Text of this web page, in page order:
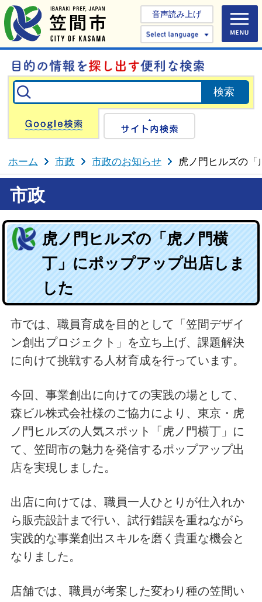
音声読み上げ
Select
Google検索
ホーム 市政 市政のお知らせ 虎ノ門ヒルズの
市政
虎ノ門ヒルズの「虎ノ門横
丁」にポップアップ出店しま
した
市では、職員育成を目的として「笠間デザイ
ン創出プロジェクト」を立ち上げ、課題解決
に向けて挑戦する人材育成を行っています。
今回、事業創出に向けての実践の場として、
森ビル株式会社様のご協力により、東京・虎
ノ門ヒルズの人気スポット「虎ノ門横丁」に
て、笠間市の魅力を発信するポップアップ出
店を実現しました。
出店に向けては、職員一人ひとりが仕入れか
ら販売設計まで行い、試行錯誤を重ねながら
実践的な事業創出スキルを磨く貴重な機会と
なりました。
店舗では、職員が考案した変わり種の笠間い